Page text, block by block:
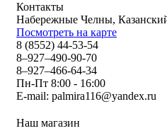
Контакты
Набережные Челны,
Посмотреть на карте
8 (8552) 44-53-54
8–927–490-90-70
8–927–466-64-34
Пн-Пт 8:00 - 16:00
E-mail: palmira116@yandex.ru
Наш магазин